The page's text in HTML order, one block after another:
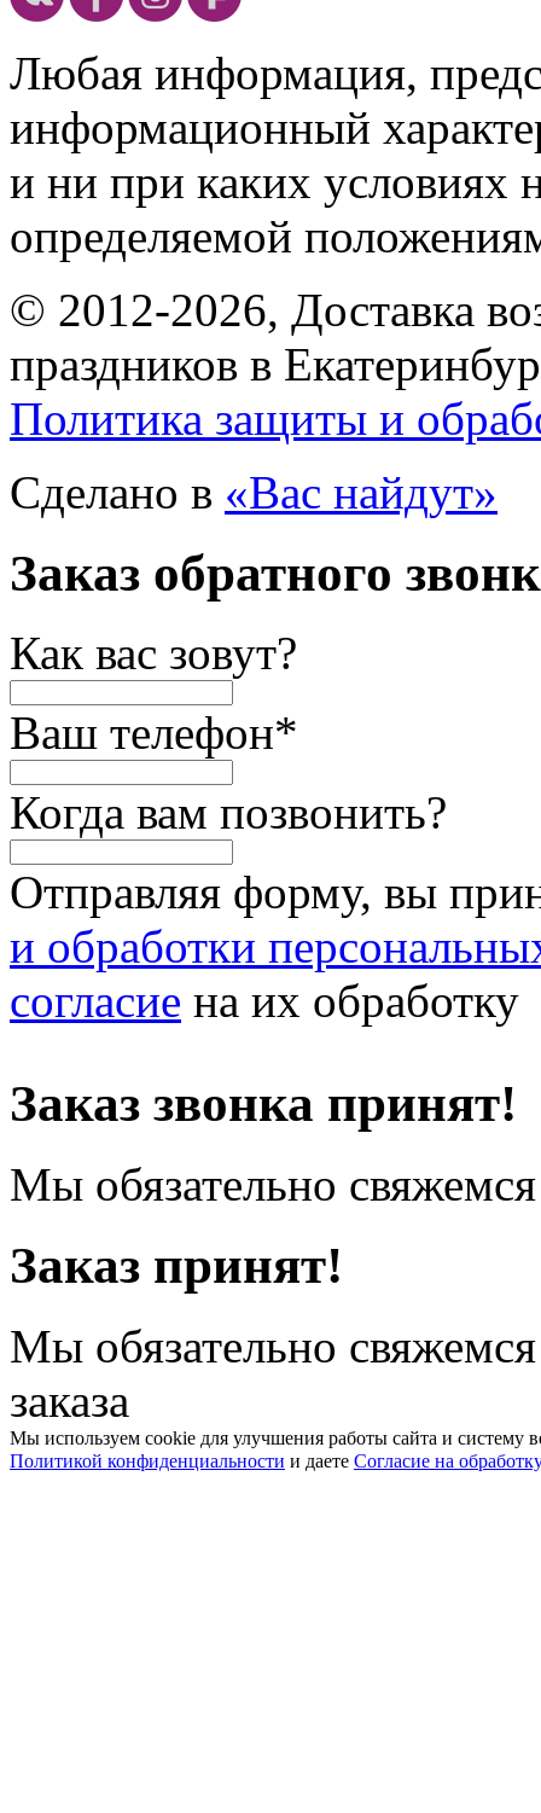
Любая информация,
информационный
и ни при каких условиях
определяемой
© 2012-2026, Доставка
праздников в
Политика защиты и
Сделано в «Вас найдут»
Заказ обратного
Как вас зовут?
Ваш телефон*
Когда вам позвонить?
Отправляя форму, вы
и обработки
согласие на их обработку
Заказ звонка принят!
Мы обязательно
Заказ принят!
Мы обязательно
заказа
Мы используем cookie для улучшения работы сайта и систему
Политикой конфиденциальности и даете Согласие на